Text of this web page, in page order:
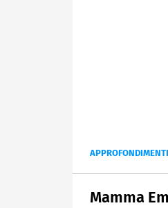
APPROFONDIMENTI
Mamma